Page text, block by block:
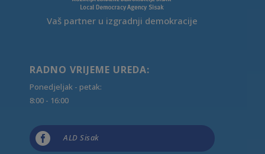
Vaš partner u izgradnji demokracije
RADNO VRIJEME UREDA:
Ponedjeljak - petak:
8:00 - 16:00
 ALD Sisak